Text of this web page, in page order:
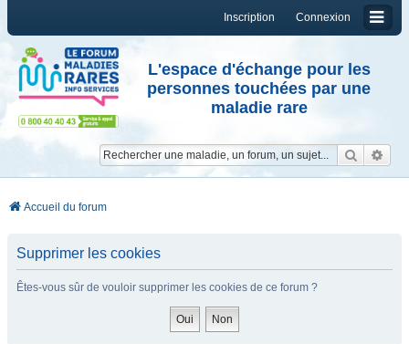
Connexion
Inscription
L'espace d'échange pour les
personnes touchées par une
maladie rare
Accueil du forum
Supprimer les cookies
Êtes-vous sûr de vouloir supprimer les cookies de ce forum ?